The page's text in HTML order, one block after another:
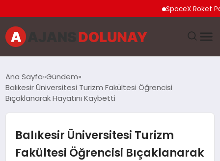
SpaceX Roket
EĞITIM
Ana Sayfa Gündem
Balıkesir Üniversitesi Turizm Fakültesi Öğrencisi
Bıçaklanarak Hayatını Kaybetti
Balıkesir Üniversitesi Turizm
Fakültesi Öğrencisi Bıçaklanarak